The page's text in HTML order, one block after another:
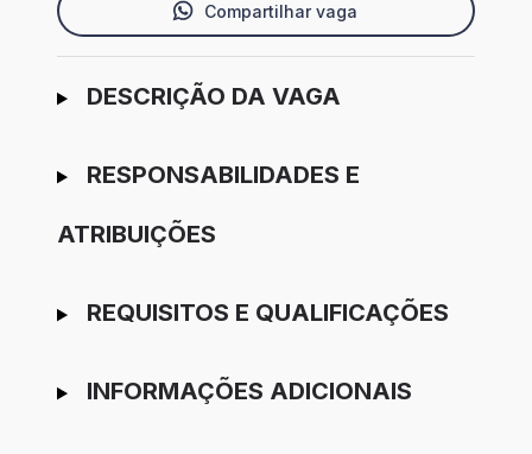
Compartilhar vaga
Ir para candidatura
DESCRIÇÃO DA VAGA
RESPONSABILIDADES E
ATRIBUIÇÕES
REQUISITOS E QUALIFICAÇÕES
INFORMAÇÕES ADICIONAIS